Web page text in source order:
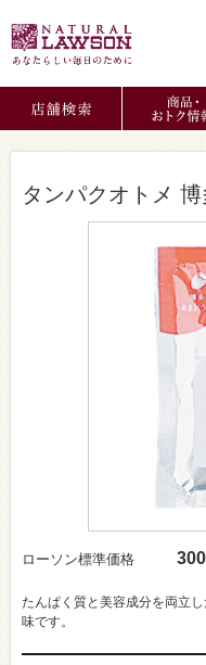
タンパクオトメ
ローソン標準価格 300
たんぱく質と美容成分を両立
味です。